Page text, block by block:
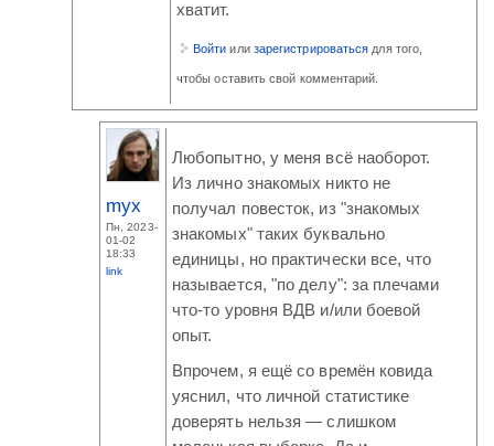
хватит.
Войти или зарегистрироваться для того,
чтобы оставить свой комментарий.
myx
Пн, 2023-
01-02
18:33
link
Любопытно, у меня всё наоборот.
Из лично знакомых никто не
получал повесток, из "знакомых
знакомых" таких буквально
единицы, но практически все, что
называется, "по делу": за плечами
что-то уровня ВДВ и/или боевой
опыт.
Впрочем, я ещё со времён ковида
уяснил, что личной статистике
доверять нельзя — слишком